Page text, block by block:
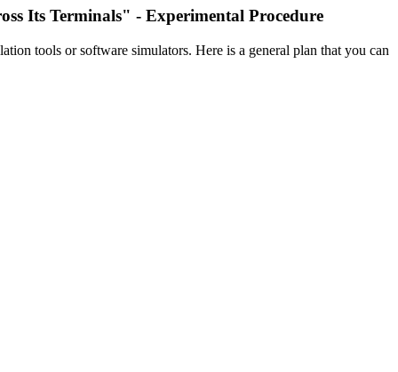
Its Terminals" - Experimental Procedure
tools or software simulators. Here is a general plan that you can